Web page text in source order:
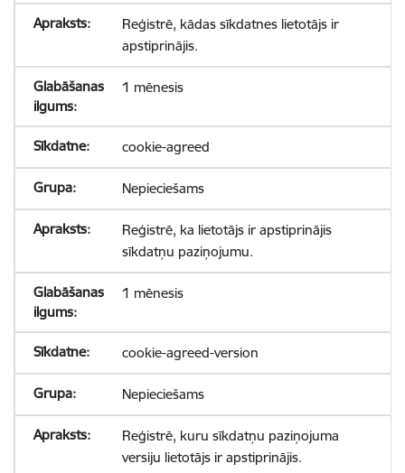
Reģistrē, kādas sīkdatnes lietotājs ir
apstiprinājis.
1 mēnesis
cookie-agreed
Nepieciešams
Reģistrē, ka lietotājs ir apstiprinājis
sīkdatņu paziņojumu.
1 mēnesis
cookie-agreed-version
Nepieciešams
Reģistrē, kuru sīkdatņu paziņojuma
versiju lietotājs ir apstiprinājis.